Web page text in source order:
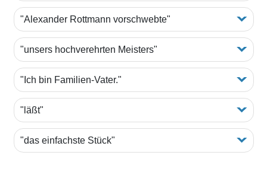
"Alexander Rottmann vorschwebte"
"unsers hochverehrten Meisters"
"Ich bin Familien-Vater."
"läßt"
"das einfachste Stück"